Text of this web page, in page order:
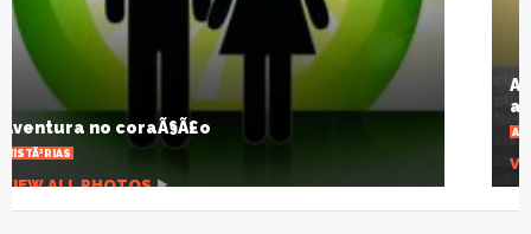
A pandemia que desnuda um planeta
agonizante
ARTIGOS
VIEW ALL PHOTOS